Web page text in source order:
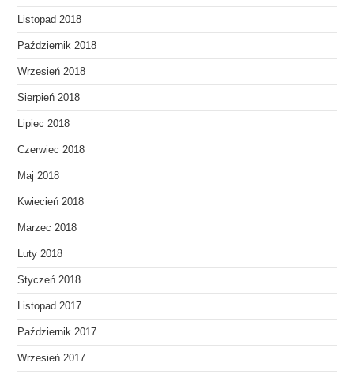
Listopad 2018
Październik 2018
Wrzesień 2018
Sierpień 2018
Lipiec 2018
Czerwiec 2018
Maj 2018
Kwiecień 2018
Marzec 2018
Luty 2018
Styczeń 2018
Listopad 2017
Październik 2017
Wrzesień 2017